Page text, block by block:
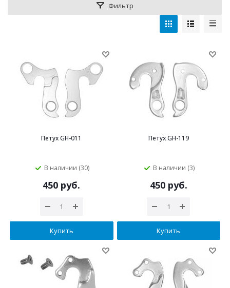
Фильтр
Петух GH-011
В наличии (30)
450 руб.
Купить
Петух GH-119
В наличии (3)
450 руб.
Купить